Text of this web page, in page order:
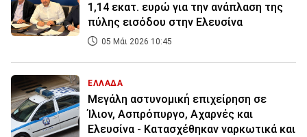
1,14 εκατ. ευρώ για την ανάπλαση της
πύλης εισόδου στην Ελευσίνα
05 Μάι 2026 10:45
ΕΛΛΑΔΑ
Μεγάλη αστυνομική επιχείρηση σε
Ίλιον, Ασπρόπυργο, Αχαρνές και
Ελευσίνα - Κατασχέθηκαν ναρκωτικά και